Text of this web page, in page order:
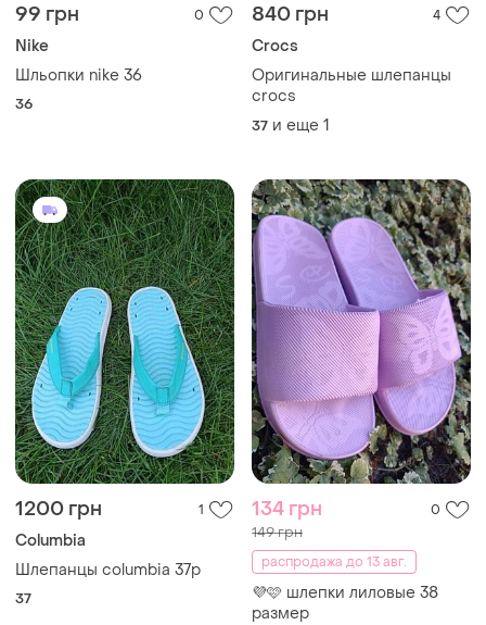
99 грн 0
Nike
Шльопки nike 36
36
840 грн 4
Crocs
Оригинальные шлепанцы
crocs
37 и еще 1
1200 грн 1
Columbia
Шлепанцы columbia 37р
37
134 грн 0
149 грн
распродажа до 13 авг.
💜🩷 шлепки лиловые 38
размер